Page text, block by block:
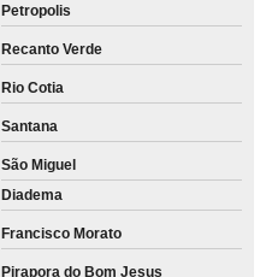
Petropolis
Recanto Verde
Rio Cotia
Santana
São Miguel
Diadema
Francisco Morato
Pirapora do Bom Jesus